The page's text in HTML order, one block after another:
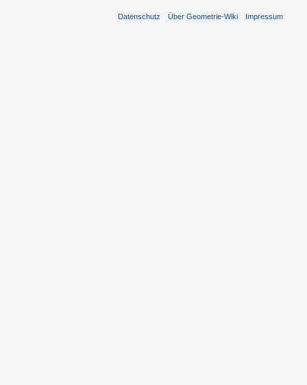
Datenschutz Über Geometrie-Wiki Impressum